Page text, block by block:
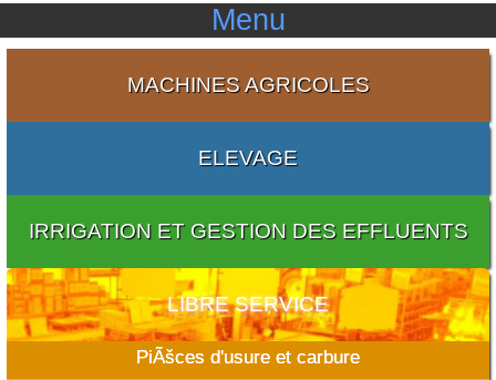
Menu
MACHINES AGRICOLES
ELEVAGE
IRRIGATION ET GESTION DES EFFLUENTS
LIBRE SERVICE
PiÃšces d'usure et carbure